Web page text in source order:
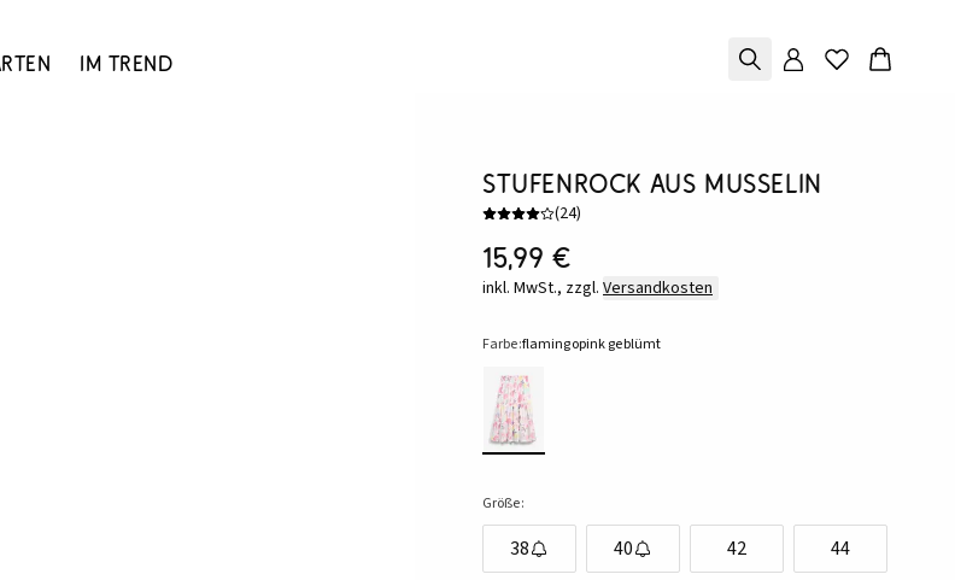
Im Trend
Stufenrock aus Musselin
(24)
15,99 €
inkl. MwSt., zzgl. Versandkosten
Farbe:flamingopink geblümt
Größe:
38 40 42 44